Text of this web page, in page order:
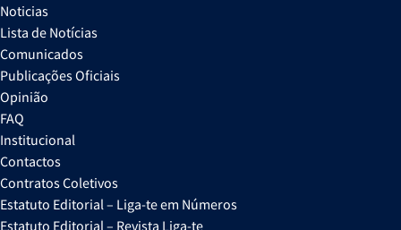
Noticias
Lista de Notícias
Comunicados
Publicações Oficiais
Opinião
FAQ
Institucional
Contactos
Contratos Coletivos
Estatuto Editorial – Liga-te em Números
Estatuto Editorial – Revista Liga-te